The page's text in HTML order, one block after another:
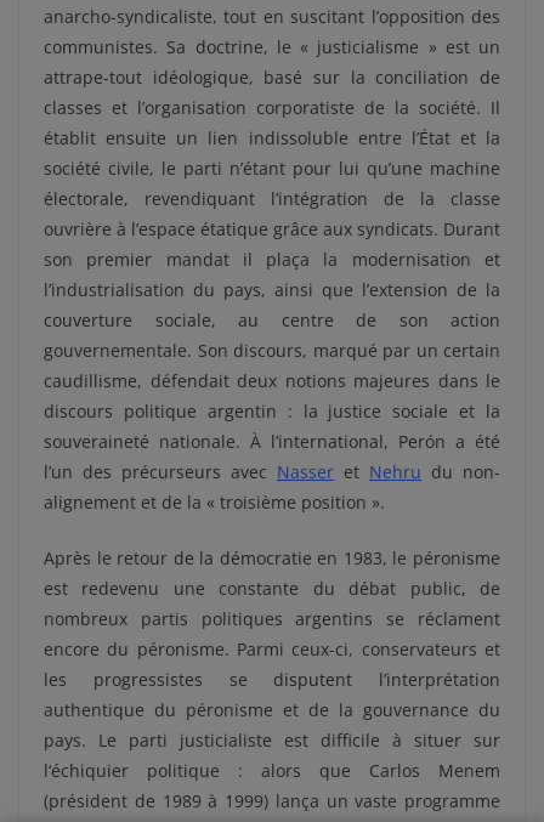
anarcho-syndicaliste, tout en suscitant l’opposition des
communistes. Sa doctrine, le « justicialisme » est un
attrape-tout idéologique, basé sur la conciliation de
classes et l’organisation corporatiste de la société. Il
établit ensuite un lien indissoluble entre l’État et la
société civile, le parti n’étant pour lui qu’une machine
électorale, revendiquant l’intégration de la classe
ouvrière à l’espace étatique grâce aux syndicats. Durant
son premier mandat il plaça la modernisation et
l’industrialisation du pays, ainsi que l’extension de la
couverture sociale, au centre de son action
gouvernementale. Son discours, marqué par un certain
caudillisme, défendait deux notions majeures dans le
discours politique argentin : la justice sociale et la
souveraineté nationale. À l’international, Perón a été
l’un des précurseurs avec Nasser et Nehru du non-
alignement et de la « troisième position ».
Après le retour de la démocratie en 1983, le péronisme
est redevenu une constante du débat public, de
nombreux partis politiques argentins se réclament
encore du péronisme. Parmi ceux-ci, conservateurs et
les progressistes se disputent l’interprétation
authentique du péronisme et de la gouvernance du
pays. Le parti justicialiste est difficile à situer sur
l‘échiquier politique : alors que Carlos Menem
(président de 1989 à 1999) lança un vaste programme